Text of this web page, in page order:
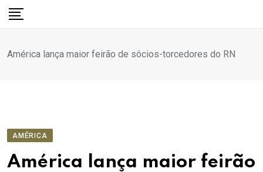
para
conteúdo
América lança maior feirão de sócios-torcedores do RN
AMÉRICA
América lança maior feirão